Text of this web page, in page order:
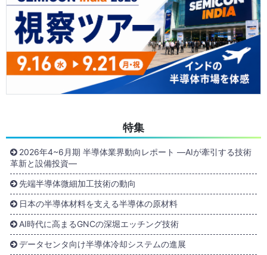
特集
2026年4~6月期 半導体業界動向レポート ―AIが牽引する技術
革新と設備投資―
先端半導体微細加工技術の動向
日本の半導体材料を支える半導体の原材料
AI時代に高まるGNCの深堀エッチング技術
データセンタ向け半導体冷却システムの進展